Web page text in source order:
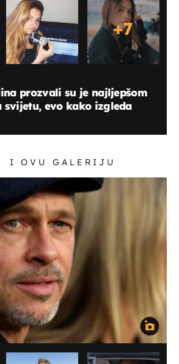
+7
prozvali su je najljepšom
svijetu, evo kako izgleda
I OVU GALERIJU